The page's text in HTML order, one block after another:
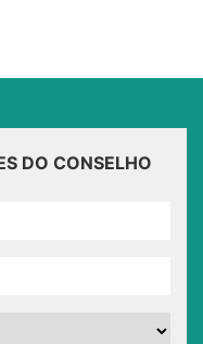
DO CONSELHO